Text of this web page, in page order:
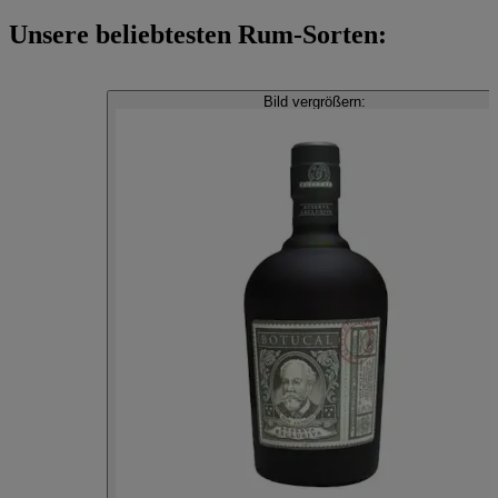
Unsere beliebtesten Rum-Sorten:
Bild vergrößern: